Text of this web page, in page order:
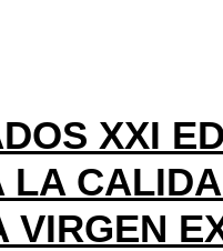
XXI
LA
VIRGEN